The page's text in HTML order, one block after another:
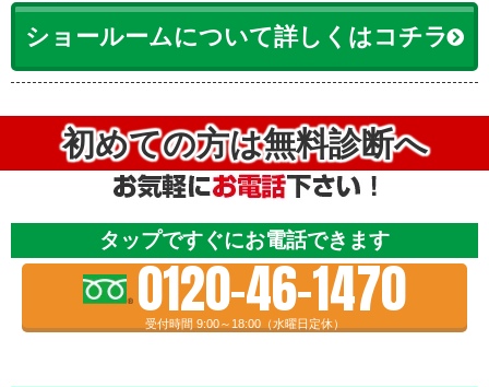
ショールームについて詳しくはコチラ
初めての方は無料診断へ
タップですぐにお電話できます
0120-46-1470
受付時間 9:00～18:00（水曜日定休）